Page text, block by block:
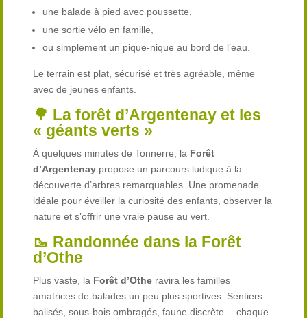
une balade à pied avec poussette,
une sortie vélo en famille,
ou simplement un pique-nique au bord de l’eau.
Le terrain est plat, sécurisé et très agréable, même
avec de jeunes enfants.
🌳 La forêt d’Argentenay et les
« géants verts »
À quelques minutes de Tonnerre, la Forêt
d’Argentenay propose un parcours ludique à la
découverte d’arbres remarquables. Une promenade
idéale pour éveiller la curiosité des enfants, observer la
nature et s’offrir une vraie pause au vert.
🥾 Randonnée dans la Forêt
d’Othe
Plus vaste, la Forêt d’Othe ravira les familles
amatrices de balades un peu plus sportives. Sentiers
balisés, sous-bois ombragés, faune discrète… chaque